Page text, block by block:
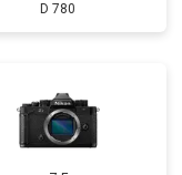
D 780